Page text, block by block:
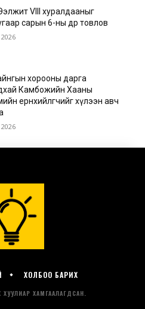
VIII хуралдааныг
сарын 6-ны өдөр товлов
хорооны дарга
Камбожийн Хааны
ерөнхийлөгчийг хүлээн авч
ХОЛБОО БАРИХ
ХАМГААЛАГДСАН.